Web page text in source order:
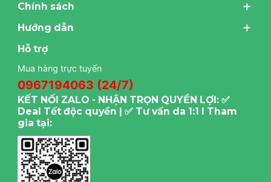
Chính sách
Hướng dẫn
Hỗ trợ
Mua hàng trực tuyến
0967194063 (24/7)
KẾT NỐI ZALO - NHẬN TRỌN QUYỀN LỢI: ✅
Deal Tết độc quyền | ✅ Tư vấn da 1:1 I Tham
gia tại: